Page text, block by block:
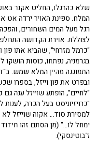
שלא כהרגלו, החליט אקנר
המלח. ספינת האויר ירדה אט
רגל מעל המים השחורים,
לצוללת. אוירת הקדושה
"כרמל מזרחי", שהביא אתו פון
בגרמניה, נפתחו, כוסות הושקו
התמוגגה מהיין המלא שמש.
ובפרט את פון וייזל, בספרו
"לחיים", הופתע שוייזל ענה
"כרויזיוניסט בעל הכרה,
למסירת סוד… אקוה שוייזל לא
ימחל לו…" (מן הסתם זהו חידוד
ז'בוטינסקי).